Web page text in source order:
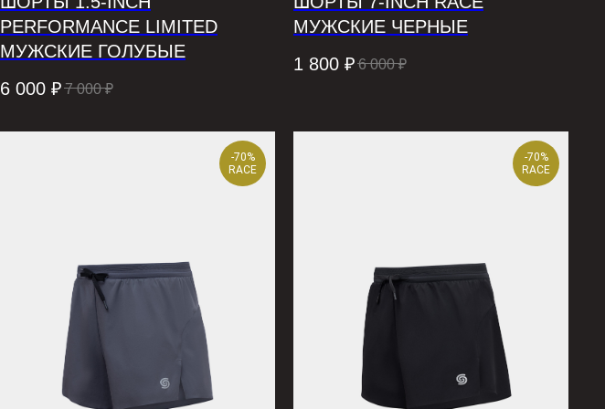
PERFORMANCE LIMITED
МУЖСКИЕ ГОЛУБЫЕ
6 000 ₽ 7 000 ₽
МУЖСКИЕ ЧЕРНЫЕ
1 800 ₽ 6 000 ₽
-70%
RACE
-70%
RACE